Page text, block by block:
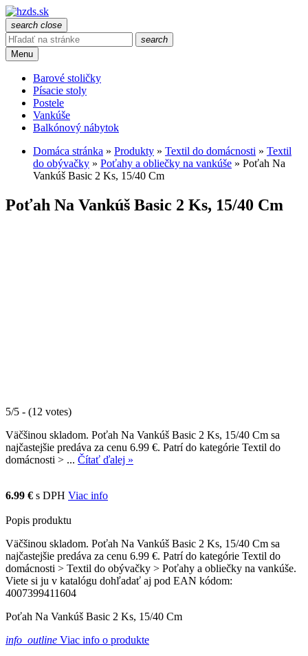
search close
search
Menu
Barové stoličky
Písacie stoly
Postele
Vankúše
Balkónový nábytok
Domáca stránka » Produkty » Textil do domácnosti » Textil
do obývačky » Poťahy a obliečky na vankúše » Poťah Na
Vankúš Basic 2 Ks, 15/40 Cm
Poťah Na Vankúš Basic 2 Ks, 15/40 Cm
5/5 - (12 votes)
Väčšinou skladom. Poťah Na Vankúš Basic 2 Ks, 15/40 Cm sa
najčastejšie predáva za cenu 6.99 €. Patrí do kategórie Textil do
domácnosti > ... Čítať ďalej »
6.99 € s DPH Viac info
Popis produktu
Väčšinou skladom. Poťah Na Vankúš Basic 2 Ks, 15/40 Cm sa
najčastejšie predáva za cenu 6.99 €. Patrí do kategórie Textil do
domácnosti > Textil do obývačky > Poťahy a obliečky na vankúše.
Viete si ju v katalógu dohľadať aj pod EAN kódom:
4007399411604
Poťah Na Vankúš Basic 2 Ks, 15/40 Cm
info_outline Viac info o produkte